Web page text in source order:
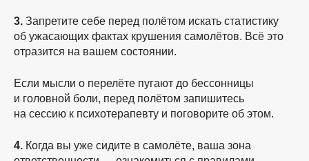
3. Запретите себе перед полётом искать статистику
об ужасающих фактах крушения самолётов. Всё это
отразится на вашем состоянии.
Если мысли о перелёте пугают до бессонницы
и головной боли, перед полётом запишитесь
на сессию к психотерапевту и поговорите об этом.
4. Когда вы уже сидите в самолёте, ваша зона